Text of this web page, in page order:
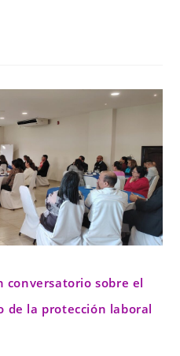
conversatorio sobre el
de la protección laboral